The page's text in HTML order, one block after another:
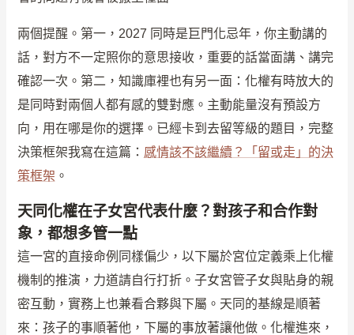
兩個提醒。第一，2027 同時是巨門化忌年，你主動講的
話，對方不一定照你的意思接收，重要的話當面講、講完
確認一次。第二，知識庫裡也有另一面：化權有時放大的
是同時對兩個人都有感的雙對應。主動能量沒有預設方
向，用在哪是你的選擇。已經卡到去留等級的題目，完整
決策框架我寫在這篇： 感情該不該繼續？「留或走」的決
策框架 。
天同化權在子女宮代表什麼？對孩子和合作對
象，都想多管一點
這一宮的直接命例同樣偏少，以下屬於宮位定義乘上化權
機制的推演，力道請自行打折。子女宮管子女與貼身的親
密互動，實務上也兼看合夥與下屬。天同的基線是順著
來：孩子的事順著他，下屬的事放著讓他做。化權進來，